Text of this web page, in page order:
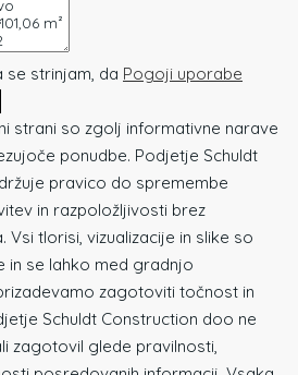
strinjam, da Pogoji uporabe
strani so zgolj informativne narave
ponudbe. Podjetje Schuldt
pravico do spremembe
in razpoložljivosti brez
tlorisi, vizualizacije in slike so
in se lahko med gradnjo
zagotoviti točnost in
Schuldt Construction doo ne
zagotovil glede pravilnosti,